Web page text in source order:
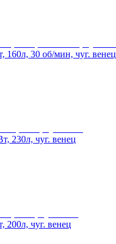
160л, 30 об/мин, чуг. венец
230л, чуг. венец
200л, чуг. венец